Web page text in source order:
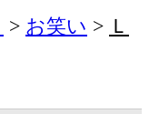
お笑い
Ｌ